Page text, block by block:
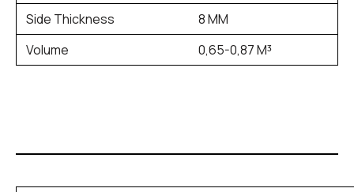
Side Thickness
8 MM
Volume
0,65-0,87 M³